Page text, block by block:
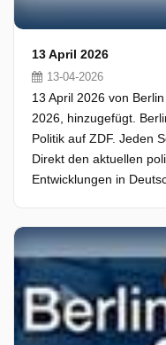
13 April 2026
13-04-2026
13 April 2026 von
2026, hinzugefügt.
Politik auf ZDF. Jeden
Direkt den aktuellen
Entwicklungen in